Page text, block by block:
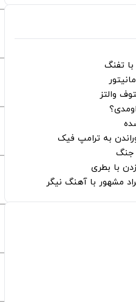
با تفنگ
والتز
به ترامپ فیک
جنگ
با بطری
مشهور با آهنگ نیگر